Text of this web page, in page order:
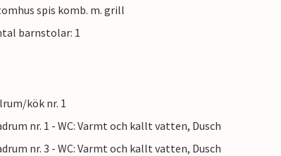
spis komb. m. grill
barnstolar: 1
kök nr. 1
nr. 1 - WC: Varmt och kallt vatten, Dusch
nr. 3 - WC: Varmt och kallt vatten, Dusch